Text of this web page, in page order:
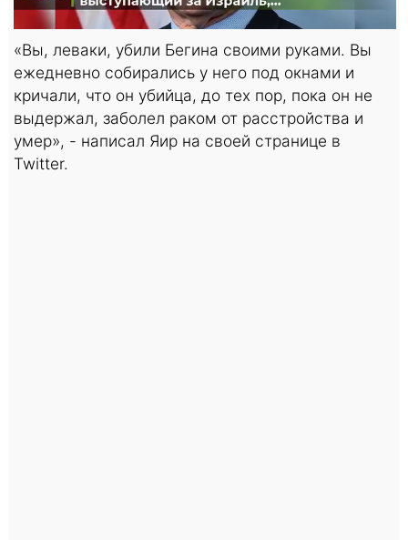
«Вы, леваки, убили Бегина своими руками. Вы
ежедневно собирались у него под окнами и
кричали, что он убийца, до тех пор, пока он не
выдержал, заболел раком от расстройства и
умер», - написал Яир на своей странице в
Twitter.